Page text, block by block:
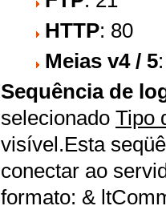
HTTP: 80
Meias v4 / 5
Sequência de
selecionado Tipo
visível.Esta
conectar ao
formato: &